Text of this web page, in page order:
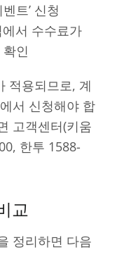
트’ 신청
서 수수료가
인
적용되므로, 계
서 신청해야 합
고객센터(키움
한투 1588-
교
정리하면 다음